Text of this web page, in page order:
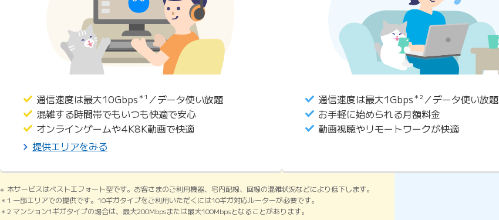
通信速度は最大10Gbps ＊1 ／データ使い放題
混雑する時間帯でもいつも快適で安心
オンラインゲームや4K8K動画で快適
提供エリアをみる
通信速度は最大1Gbps ＊2 ／データ使い放題
お手軽に始められる月額料金
動画視聴やリモートワークが快適
本サービスはベストエフォート型です。お客さまのご利用機器、宅内配線、回線の混雑状況などにより低下します。
1 一部エリアでの提供です。10ギガタイプをご利用いただくには10ギガ対応ルーターが必要です。
2 マンション1ギガタイプの場合は、最大200Mbpsまたは最大100Mbpsとなることがあります。